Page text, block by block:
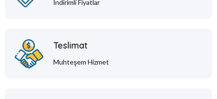
İndirimli Fiyatlar
Teslimat
Muhteşem Hizmet